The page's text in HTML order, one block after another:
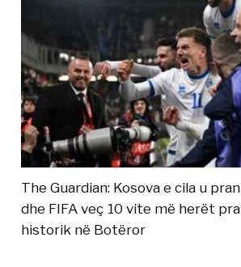
The Guardian: Kosova e cila u
dhe FIFA veç 10 vite më herët
historik në Botëror